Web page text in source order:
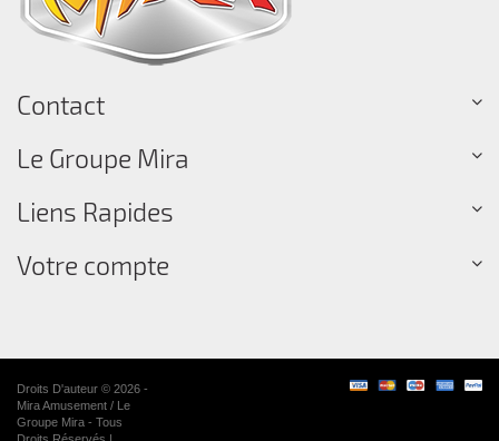
Contact
Le Groupe Mira
Liens Rapides
Votre compte
Droits D'auteur © 2026 -
Mira Amusement / Le
Groupe Mira - Tous